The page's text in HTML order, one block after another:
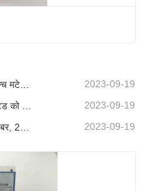
2023-09-19
2023-09-19
हार्मनी केमिकल लिमिटेड ने 16 से 18 सितंबर, 2019 तक शंघाई, चीन में आयोजित आईसीआईएफ चीन 2019 में भाग लिया। 2023-09-19